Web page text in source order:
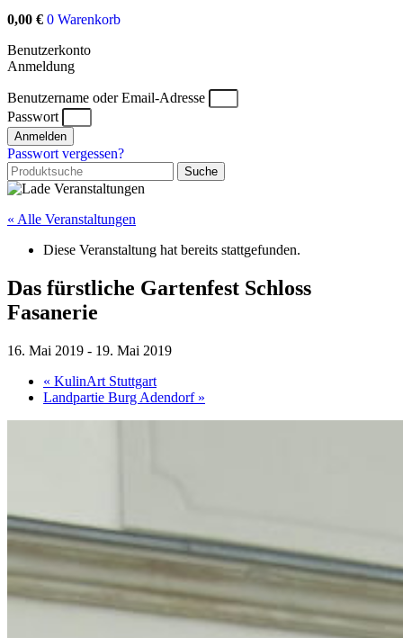
0,00 € 0 Warenkorb
Benutzerkonto
Anmeldung
Benutzername oder Email-Adresse
Passwort
Anmelden
Passwort vergessen?
Suche
« Alle Veranstaltungen
Diese Veranstaltung hat bereits stattgefunden.
Das fürstliche Gartenfest Schloss
Fasanerie
16. Mai 2019 - 19. Mai 2019
« KulinArt Stuttgart
Landpartie Burg Adendorf »